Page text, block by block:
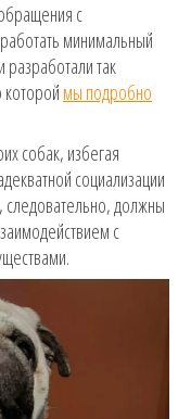
с
минимальный
разработали так
мы подробно
собак, избегая
социализации
следовательно, должны
с